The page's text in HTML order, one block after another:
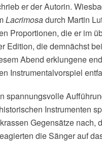
er der Autorin.
Lacrimosadurch Martin
Proportionen, die er im
Edition, die demnächst
Abend erklungene
Instrumentalvorspiel
spannungsvolle
Instrumenten
Gegensätze nach,
die Sänger auf